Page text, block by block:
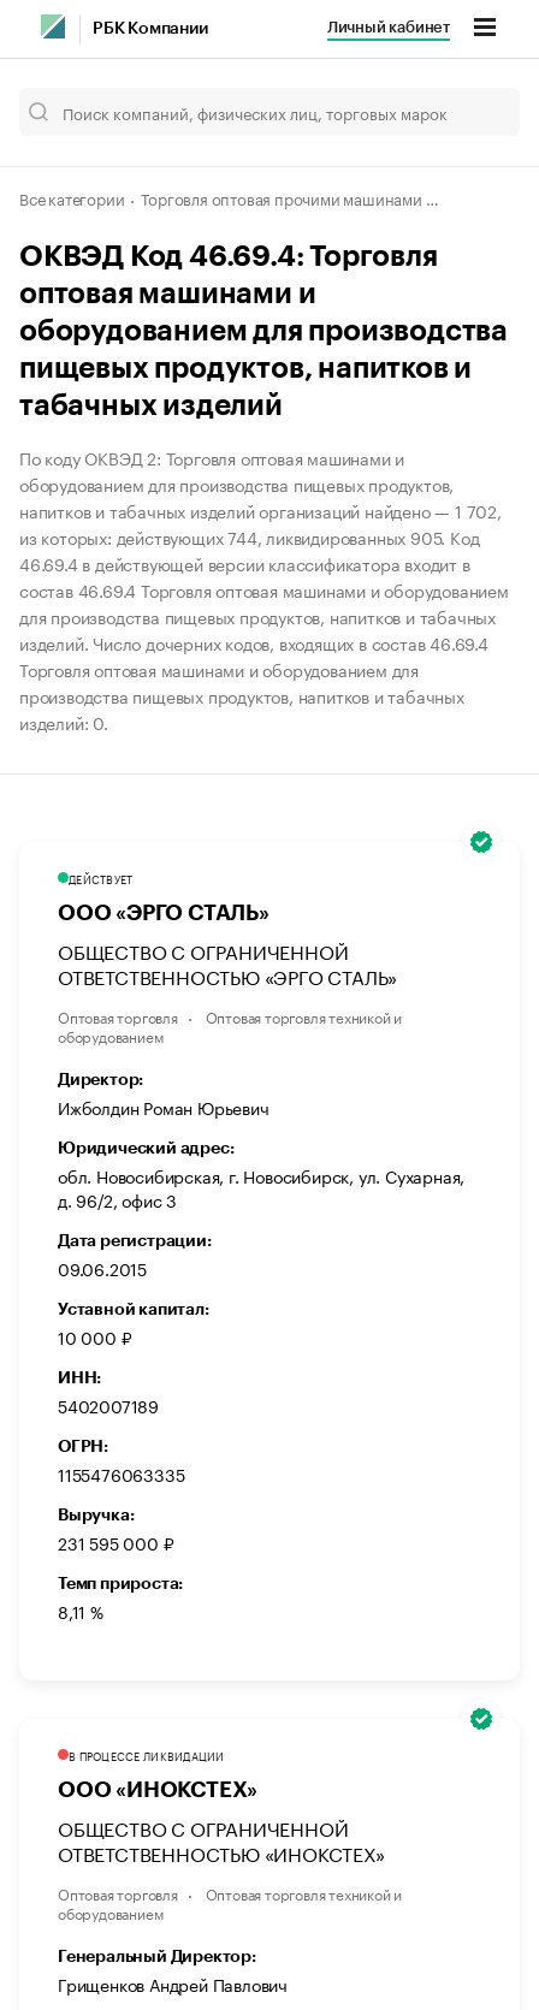
РБК Компании Личный кабинет
Все категории Торговля оптовая прочими машинами и оборудованием
ОКВЭД Код 46.69.4: Торговля
оптовая машинами и
оборудованием для производства
пищевых продуктов, напитков и
табачных изделий
По коду ОКВЭД 2: Торговля оптовая машинами и
оборудованием для производства пищевых продуктов,
напитков и табачных изделий организаций найдено — 1 702,
из которых: действующих 744, ликвидированных 905. Код
46.69.4 в действующей версии классификатора входит в
состав 46.69.4 Торговля оптовая машинами и оборудованием
для производства пищевых продуктов, напитков и табачных
изделий. Число дочерних кодов, входящих в состав 46.69.4
Торговля оптовая машинами и оборудованием для
производства пищевых продуктов, напитков и табачных
изделий: 0.
ДЕЙСТВУЕТ
ООО «ЭРГО СТАЛЬ»
ОБЩЕСТВО С ОГРАНИЧЕННОЙ
ОТВЕТСТВЕННОСТЬЮ «ЭРГО СТАЛЬ»
Оптовая торговля
Оптовая торговля техникой и
оборудованием
Директор:
Ижболдин Роман Юрьевич
Юридический адрес:
обл. Новосибирская, г. Новосибирск, ул. Сухарная,
д. 96/2, офис 3
Дата регистрации:
09.06.2015
Уставной капитал:
10 000 ₽
ИНН:
5402007189
ОГРН:
1155476063335
Выручка:
231 595 000 ₽
Темп прироста:
8,11 %
В ПРОЦЕССЕ ЛИКВИДАЦИИ
ООО «ИНОКСТЕХ»
ОБЩЕСТВО С ОГРАНИЧЕННОЙ
ОТВЕТСТВЕННОСТЬЮ «ИНОКСТЕХ»
Оптовая торговля
Оптовая торговля техникой и
оборудованием
Генеральный Директор:
Грищенков Андрей Павлович